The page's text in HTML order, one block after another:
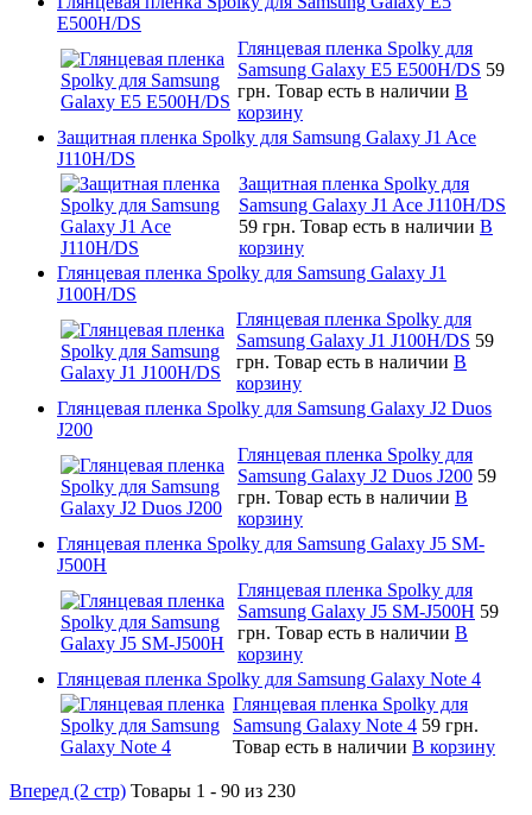
E500H/DS
Глянцевая пленка Spolky для
Samsung Galaxy E5 E500H/DS 59
грн. Товар есть в наличии В
корзину
Защитная пленка Spolky для Samsung Galaxy J1 Ace
J110H/DS
Защитная пленка Spolky для
Samsung Galaxy J1 Ace J110H/DS
59 грн. Товар есть в наличии В
корзину
Глянцевая пленка Spolky для Samsung Galaxy J1
J100H/DS
Глянцевая пленка Spolky для
Samsung Galaxy J1 J100H/DS 59
грн. Товар есть в наличии В
корзину
Глянцевая пленка Spolky для Samsung Galaxy J2 Duos
J200
Глянцевая пленка Spolky для
Samsung Galaxy J2 Duos J200 59
грн. Товар есть в наличии В
корзину
Глянцевая пленка Spolky для Samsung Galaxy J5 SM-
J500H
Глянцевая пленка Spolky для
Samsung Galaxy J5 SM-J500H 59
грн. Товар есть в наличии В
корзину
Глянцевая пленка Spolky для Samsung Galaxy Note 4
Глянцевая пленка Spolky для
Samsung Galaxy Note 4 59 грн.
Товар есть в наличии В корзину
Вперед (2 стр) Товары 1 - 90 из 230